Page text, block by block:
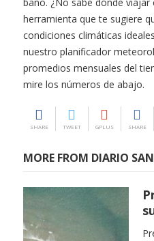
herramienta que te sugiere
condiciones climáticas
nuestro planificador
promedios mensuales del
mire los números de abajo.
SHARE TWEET GPLUS SHARE
MORE FROM DIARIO